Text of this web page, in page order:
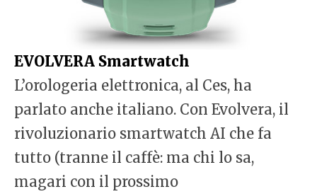
EVOLVERA Smartwatch
L’orologeria elettronica, al Ces, ha
parlato anche italiano. Con Evolvera, il
rivoluzionario smartwatch AI che fa
tutto (tranne il caffè: ma chi lo sa,
magari con il prossimo